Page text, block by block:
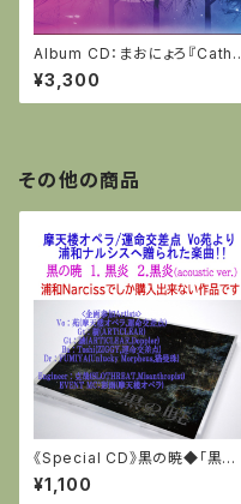
Album CD：まおにょろ『Catha
rsis』(全10曲)
¥3,300
その他の商品
《Special CD》黒の暁◆「黒炎」
(ナルシスへの寄贈楽曲/2020
年8月発売)
¥1,100